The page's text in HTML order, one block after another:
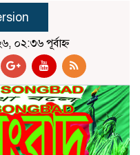
০২:৩৬ পূর্বাহ্ন